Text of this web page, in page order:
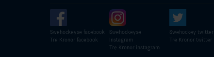
Swehockeyse facebook
Tre Kronor facebook
Swehockeyse
Instagram
Tre Kronor instagram
Swehockey twitter
Tre Kronor twitter